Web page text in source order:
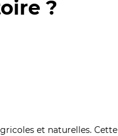
?
et naturelles. Cette